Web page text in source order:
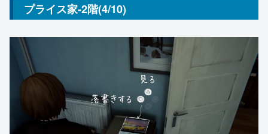
プライス家-2階(4/10)